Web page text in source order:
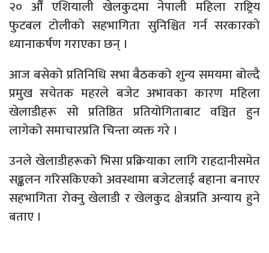
२० औँ एशियाली खेलकुदमा नेपाली महिला राष्ट्रिय
फुटबल टोलीको सहभागिता सुनिश्चित गर्न सरकारको
ध्यानाकर्षण गराएका छन् ।
आज बसेको प्रतिनिधि सभा बैठकको शुन्य समयमा बोल्दै
प्रमुख सचेतक महरले बजेट अभावका कारण महिला
खेलाडीहरू सो प्रतिष्ठित प्रतियोगिताबाट वञ्चित हुन
लागेको समाचारप्रति चिन्ता व्यक्त गरे ।
उनले खेलाडीहरूको भिसा प्रक्रियाका लागि राहदानीसमेत
सङ्कलन गरिसकिएको अवस्थामा बजेटलाई बहाना बनाएर
सहभागिता रोक्नु खेलाडी र खेलकुद क्षेत्रप्रति अन्याय हुने
बताए ।